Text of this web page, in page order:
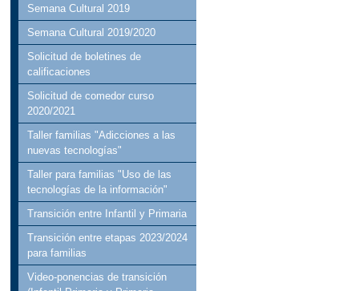
Semana Cultural 2019
Semana Cultural 2019/2020
Solicitud de boletines de
calificaciones
Solicitud de comedor curso
2020/2021
Taller familias "Adicciones a las
nuevas tecnologías"
Taller para familias "Uso de las
tecnologías de la información"
Transición entre Infantil y Primaria
Transición entre etapas 2023/2024
para familias
Video-ponencias de transición